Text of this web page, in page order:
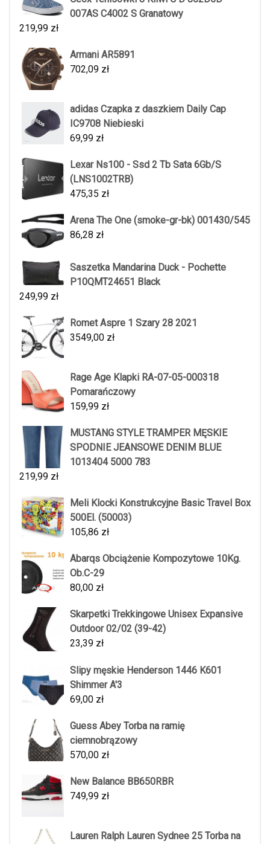
007AS C4002 S Granatowy
219,99 zł
Armani AR5891
702,09 zł
adidas Czapka z daszkiem Daily Cap
IC9708 Niebieski
69,99 zł
Lexar Ns100 - Ssd 2 Tb Sata 6Gb/S
(LNS1002TRB)
475,35 zł
Arena The One (smoke-gr-bk) 001430/545
86,28 zł
Saszetka Mandarina Duck - Pochette
P10QMT24651 Black
249,99 zł
Romet Aspre 1 Szary 28 2021
3549,00 zł
Rage Age Klapki RA-07-05-000318
Pomarańczowy
159,99 zł
MUSTANG STYLE TRAMPER MĘSKIE
SPODNIE JEANSOWE DENIM BLUE
1013404 5000 783
219,99 zł
Meli Klocki Konstrukcyjne Basic Travel Box
500El. (50003)
105,86 zł
Abarqs Obciążenie Kompozytowe 10Kg.
Ob.C-29
80,00 zł
Skarpetki Trekkingowe Unisex Expansive
Outdoor 02/02 (39-42)
23,39 zł
Slipy męskie Henderson 1446 K601
Shimmer A'3
69,00 zł
Guess Abey Torba na ramię
ciemnobrązowy
570,00 zł
New Balance BB650RBR
749,99 zł
Lauren Ralph Lauren Sydnee 25 Torba na